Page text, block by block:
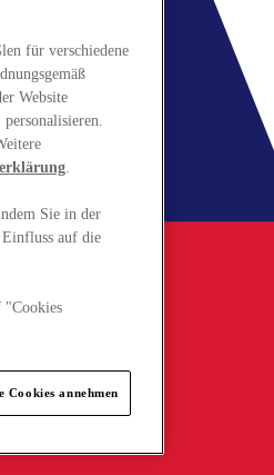
für verschiedene
Website
personalisieren.
.
Sie in der
auf die
"Cookies
Cookies annehmen